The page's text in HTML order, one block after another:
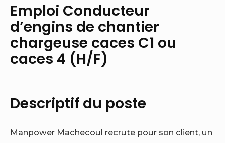
Emploi Conducteur
d’engins de chantier
chargeuse caces C1 ou
caces 4 (H/F)
Descriptif du poste
Manpower Machecoul recrute pour son client, un